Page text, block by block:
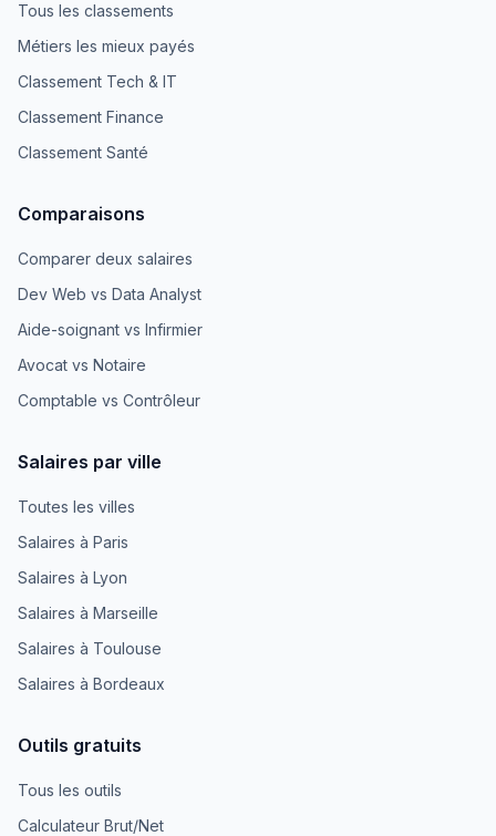
Tous les classements
Métiers les mieux payés
Classement Tech & IT
Classement Finance
Classement Santé
Comparaisons
Comparer deux salaires
Dev Web vs Data Analyst
Aide-soignant vs Infirmier
Avocat vs Notaire
Comptable vs Contrôleur
Salaires par ville
Toutes les villes
Salaires à Paris
Salaires à Lyon
Salaires à Marseille
Salaires à Toulouse
Salaires à Bordeaux
Outils gratuits
Tous les outils
Calculateur Brut/Net